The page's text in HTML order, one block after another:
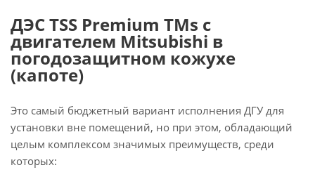
ДЭС TSS Premium TMs с
двигателем Mitsubishi в
погодозащитном кожухе
(капоте)
Это самый бюджетный вариант исполнения ДГУ для
установки вне помещений, но при этом, обладающий
целым комплексом значимых преимуществ, среди
которых: